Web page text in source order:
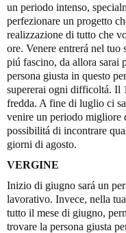
un periodo intenso,
perfezionare un progetto
realizzazione di tutto che
ore. Venere entrerá nel
piú fascino, da allora sarai
persona giusta in questo
supererai ogni difficoltá. Il
fredda. A fine di luglio ci
venire un periodo migliore
possibilitá di incontrare
giorni di agosto.
VERGINE
Inizio di giugno sará un
lavorativo. Invece, nella
tutto il mese di giugno,
trovare la persona giusta